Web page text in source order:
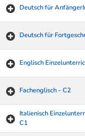
Deutsch für
Deutsch für
Englisch
Fachenglisch - C2
Italienisch
C1